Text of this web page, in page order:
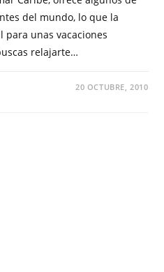
del mundo, lo que la
unas vacaciones
relajarte…
20 OCTUBRE, 2010